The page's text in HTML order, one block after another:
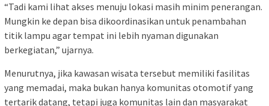
“Tadi kami lihat akses menuju lokasi masih minim penerangan.
Mungkin ke depan bisa dikoordinasikan untuk penambahan
titik lampu agar tempat ini lebih nyaman digunakan
berkegiatan,” ujarnya.
Menurutnya, jika kawasan wisata tersebut memiliki fasilitas
yang memadai, maka bukan hanya komunitas otomotif yang
tertarik datang, tetapi juga komunitas lain dan masyarakat